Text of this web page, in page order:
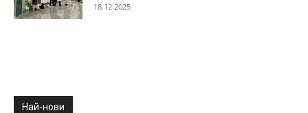
18.12.2025
Най-нови